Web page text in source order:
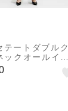
テートダブルク
ックオールイン